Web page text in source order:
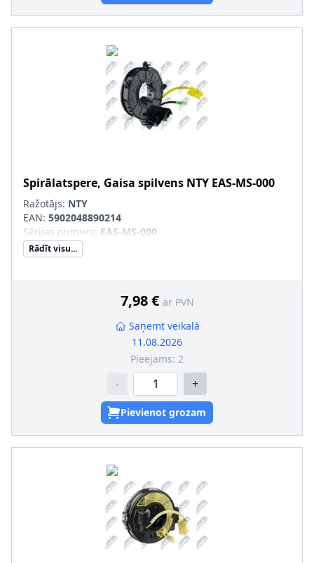
Spirālatspere, Gaisa spilvens NTY EAS-MS-000
Ražotājs: NTY
EAN: 5902048890214
Sērijas numurs: EAS-MS-000
Rādīt visu...
7,98 € ar PVN
Saņemt veikalā
11.08.2026
Pieejams: 2
- +
Pievienot grozam